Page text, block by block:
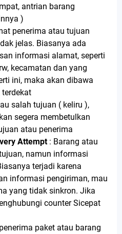
antrian barang
)
penerima atau tujuan
jelas. Biasanya ada
informasi alamat, seperti
kecamatan dan yang
ini, maka akan dibawa
salah tujuan ( keliru ),
segera membetulkan
atau penerima
Attempt: Barang atau
namun informasi
terjadi karena
informasi pengiriman, mau
yang tidak sinkron. Jika
counter Sicepat
paket atau barang